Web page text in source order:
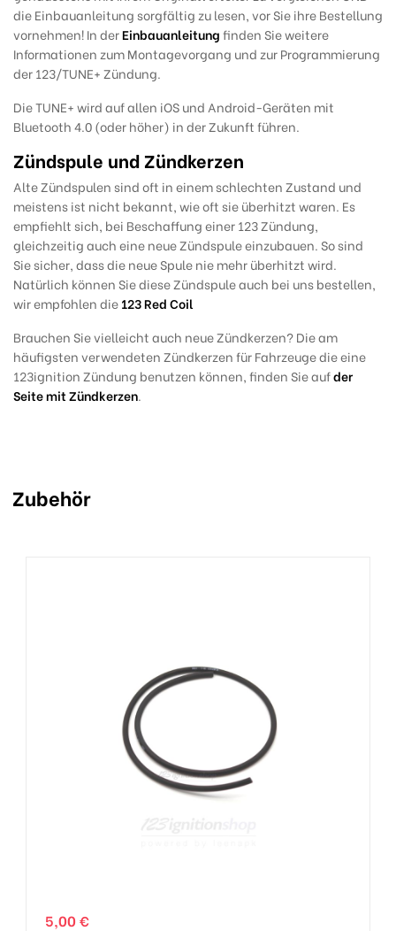
die Einbauanleitung sorgfältig zu lesen, vor Sie ihre Bestellung
vornehmen! In derEinbauanleitungfinden Sie weitere
Informationen zum Montagevorgang und zur Programmierung
der 123/TUNE+ Zündung.
Die TUNE+ wird auf allen iOS und Android-Geräten mit
Bluetooth 4.0 (oder höher) in der Zukunft führen.
Zündspule und Zündkerzen
Alte Zündspulen sind oft in einem schlechten Zustand und
meistens ist nicht bekannt, wie oft sie überhitzt waren. Es
empfiehlt sich, bei Beschaffung einer 123 Zündung,
gleichzeitig auch eine neue Zündspule einzubauen. So sind
Sie sicher, dass die neue Spule nie mehr überhitzt wird.
Natürlich können Sie diese Zündspule auch bei uns bestellen,
wir empfohlen die123 Red Coil
Brauchen Sie vielleicht auch neue Zündkerzen? Die am
häufigsten verwendeten Zündkerzen für Fahrzeuge die eine
123ignition Zündung benutzen können, finden Sie aufder
Seite mit Zündkerzen.
Zubehör
5,00 €